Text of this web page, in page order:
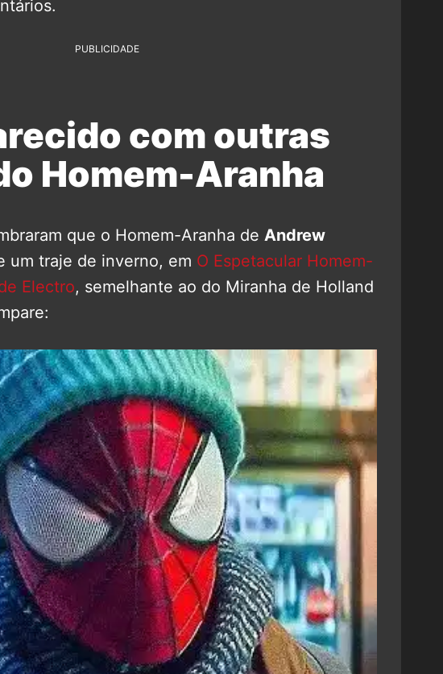
PUBLICIDADE
com outras
Homem-Aranha
que o Homem-Aranha de Andrew
um traje de inverno, em O Espetacular Homem-
Electro, semelhante ao do Miranha de Holland